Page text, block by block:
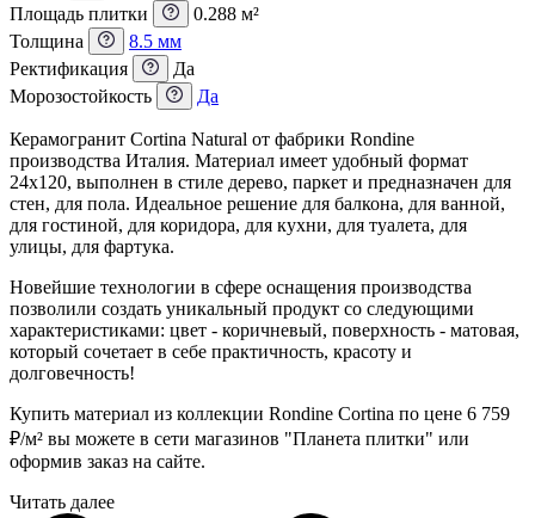
Площадь плитки
0.288 м²
Толщина
8.5 мм
Ректификация
Да
Морозостойкость
Да
Керамогранит Cortina Natural от фабрики Rondine
производства Италия. Материал имеет удобный формат
24x120, выполнен в стиле дерево, паркет и предназначен для
стен, для пола. Идеальное решение для балкона, для ванной,
для гостиной, для коридора, для кухни, для туалета, для
улицы, для фартука.
Новейшие технологии в сфере оснащения производства
позволили создать уникальный продукт со следующими
характеристиками: цвет - коричневый, поверхность - матовая,
который сочетает в себе практичность, красоту и
долговечность!
Купить материал из коллекции Rondine Cortina по цене 6 759
₽/м² вы можете в сети магазинов "Планета плитки" или
оформив заказ на сайте.
Читать далее